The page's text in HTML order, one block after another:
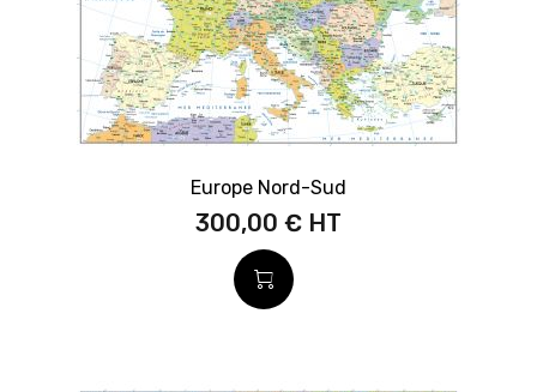
Europe Nord-Sud
300,00 €